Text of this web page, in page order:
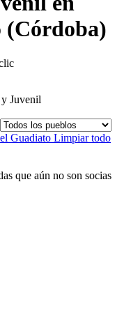
(Córdoba)
Juvenil
Guadiato Limpiar todo
que aún no son socias